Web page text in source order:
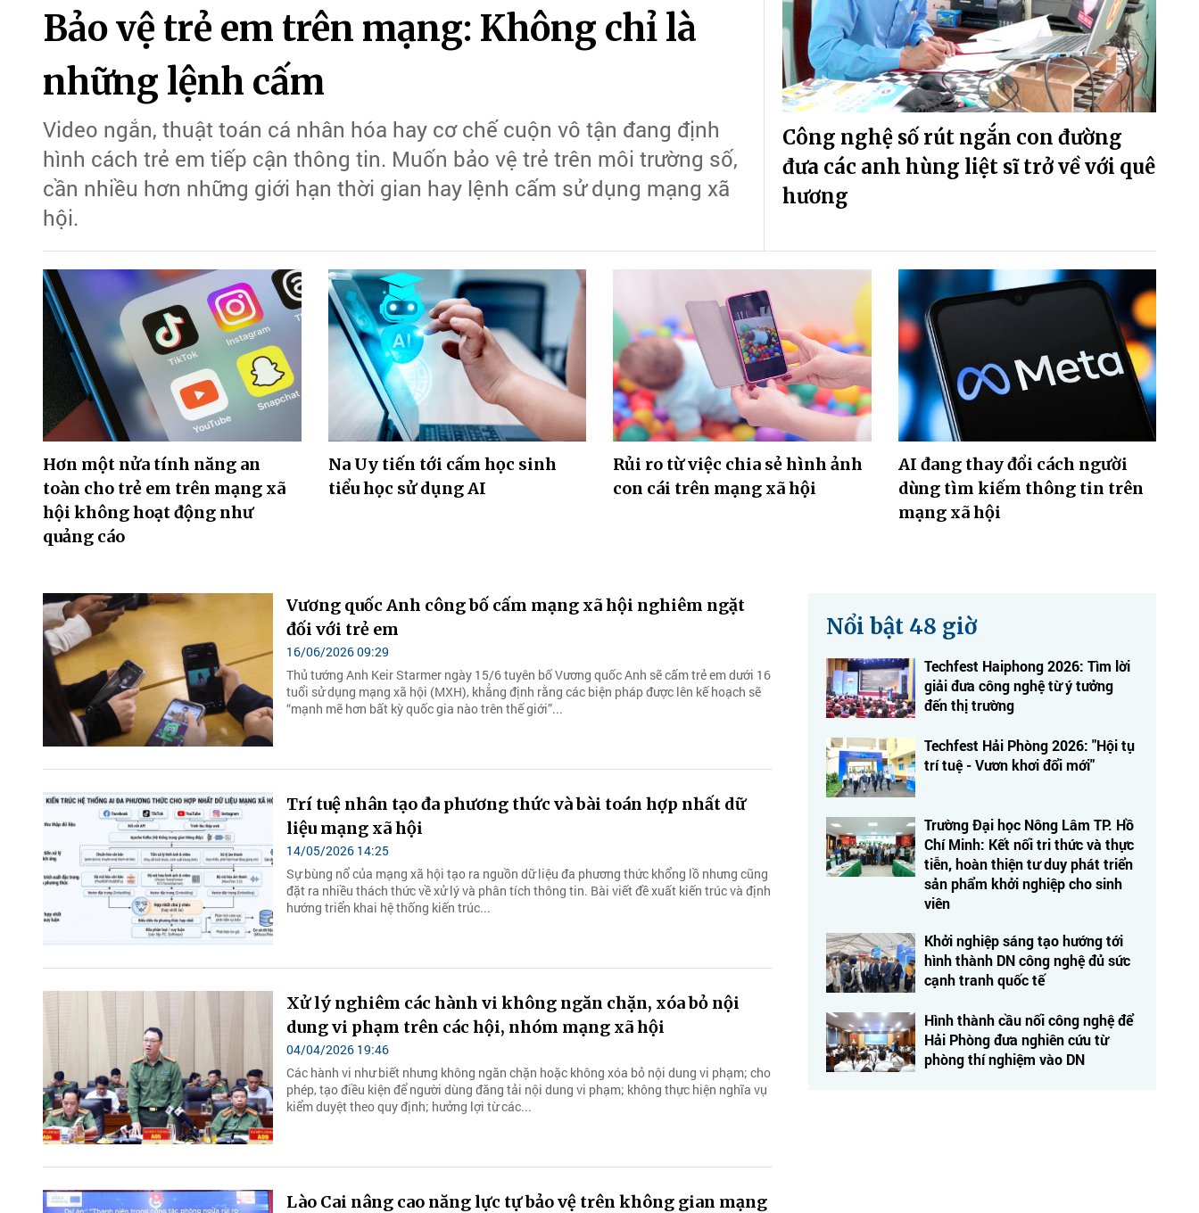
Bảo vệ trẻ em trên mạng: Không chỉ là
những lệnh cấm
Video ngắn, thuật toán cá nhân hóa hay cơ chế cuộn vô tận đang định
hình cách trẻ em tiếp cận thông tin. Muốn bảo vệ trẻ trên môi trường số,
cần nhiều hơn những giới hạn thời gian hay lệnh cấm sử dụng mạng xã
hội.
Công nghệ số rút ngắn con đường
đưa các anh hùng liệt sĩ trở về với quê
hương
Hơn một nửa tính năng an
toàn cho trẻ em trên mạng xã
hội không hoạt động như
quảng cáo
Na Uy tiến tới cấm học sinh
tiểu học sử dụng AI
Rủi ro từ việc chia sẻ hình ảnh
con cái trên mạng xã hội
AI đang thay đổi cách người
dùng tìm kiếm thông tin trên
mạng xã hội
Vương quốc Anh công bố cấm mạng xã hội nghiêm ngặt
đối với trẻ em
16/06/2026 09:29
Thủ tướng Anh Keir Starmer ngày 15/6 tuyên bố Vương quốc Anh sẽ cấm trẻ em dưới 16
tuổi sử dụng mạng xã hội (MXH), khẳng định rằng các biện pháp được lên kế hoạch sẽ
“mạnh mẽ hơn bất kỳ quốc gia nào trên thế giới”...
Trí tuệ nhân tạo đa phương thức và bài toán hợp nhất dữ
liệu mạng xã hội
14/05/2026 14:25
Sự bùng nổ của mạng xã hội tạo ra nguồn dữ liệu đa phương thức khổng lồ nhưng cũng
đặt ra nhiều thách thức về xử lý và phân tích thông tin. Bài viết đề xuất kiến trúc và định
hướng triển khai hệ thống kiến trúc...
Xử lý nghiêm các hành vi không ngăn chặn, xóa bỏ nội
dung vi phạm trên các hội, nhóm mạng xã hội
04/04/2026 19:46
Các hành vi như biết nhưng không ngăn chặn hoặc không xóa bỏ nội dung vi phạm; cho
phép, tạo điều kiện để người dùng đăng tải nội dung vi phạm; không thực hiện nghĩa vụ
kiểm duyệt theo quy định; hưởng lợi từ các...
Lào Cai nâng cao năng lực tự bảo vệ trên không gian mạng
Nổi bật 48 giờ
Techfest Haiphong 2026: Tìm lời
giải đưa công nghệ từ ý tưởng
đến thị trường
Techfest Hải Phòng 2026: "Hội tụ
trí tuệ - Vươn khơi đổi mới"
Trường Đại học Nông Lâm TP. Hồ
Chí Minh: Kết nối tri thức và thực
tiễn, hoàn thiện tư duy phát triển
sản phẩm khởi nghiệp cho sinh
viên
Khởi nghiệp sáng tạo hướng tới
hình thành DN công nghệ đủ sức
cạnh tranh quốc tế
Hình thành cầu nối công nghệ để
Hải Phòng đưa nghiên cứu từ
phòng thí nghiệm vào DN